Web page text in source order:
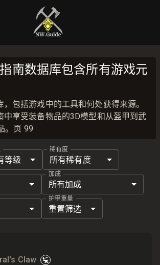
南数据库包含所有游戏元
包括游戏中的工具和何处获得来源。
中享受装备物品的3D模型和从盔甲到武
。页 99
等级
稀有度
所有稀有度
加成
所有加成
护甲重量
重置筛选
Claw